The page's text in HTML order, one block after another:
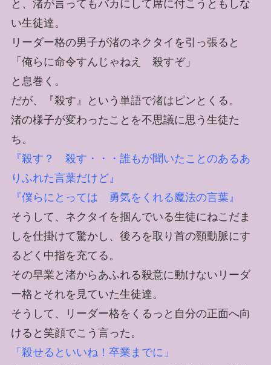
と、渚が言ってもバカにして席に付こうともしな
い生徒達。
リーダー格の男子が渚のネクタイを引っ張ると
「俺らに命令すんじゃねえ 殺すぞ」
と息巻く。
だが、『殺す』という単語で渚はピンとくる。
渚の様子が変わったことを不思議に思う生徒た
ち。
『殺す？ 殺す・・・誰もが聞いたことのあるあ
りふれた言葉だけど』
『僕らにとっては 勇気をくれる魔法の言葉』
そうして、ネクタイを掴んでいる生徒にねこだま
しを仕掛けて驚かし、後ろを取り首の頸動脈にす
るどく中指を充てる。
その早業と渚からあふれる殺意に動けないリーダ
ー格とそれを見ていた生徒達。
そうして、リーダー格をくるっと自分の正面へ向
けると笑顔でこう言った。
「殺せるといいね！卒業までに」